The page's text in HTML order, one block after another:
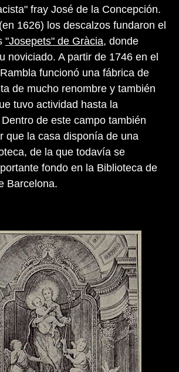
fray José de la Concepción.
1626) los descalzos fundaron el
"Josepets" de Gràcia, donde
noviciado. A partir de 1746 en el
funcionó una fábrica de
de mucho renombre y también
tuvo actividad hasta la
de este campo también
que la casa disponía de una
de la que todavía se
fondo en la Biblioteca de
Barcelona.